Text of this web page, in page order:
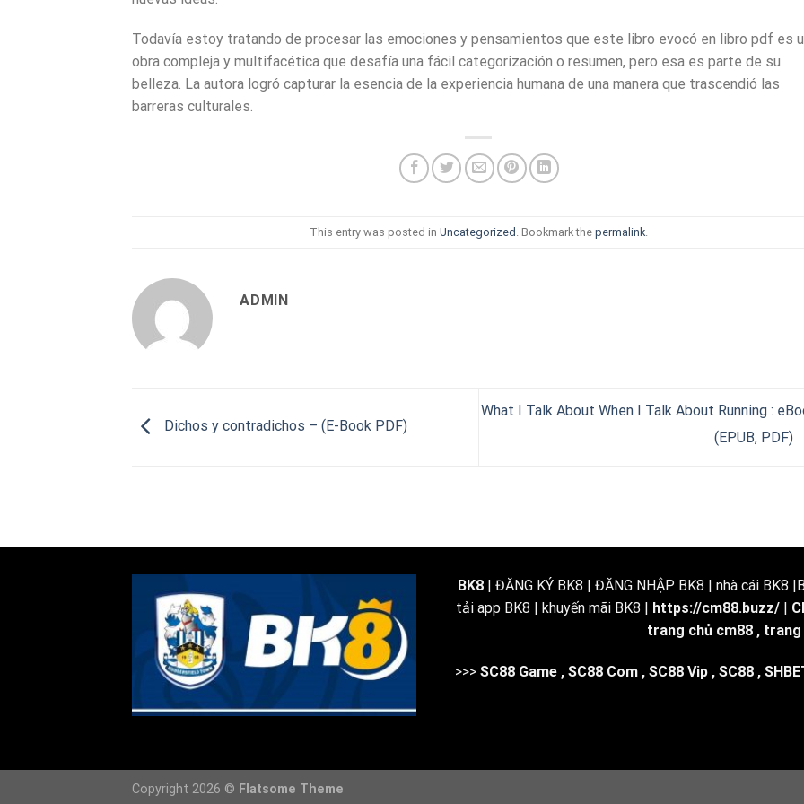
Todavía estoy tratando de procesar las emociones y pensamientos que este libro evocó en libro pdf es
obra compleja y multifacética que desafía una fácil categorización o resumen, pero esa es parte de su
belleza. La autora logró capturar la esencia de la experiencia humana de una manera que trascendió las
barreras culturales.
This entry was posted in Uncategorized . Bookmark the permalink.
ADMIN
Dichos y contradichos – (E-Book PDF)
What I Talk About When I Talk About Running :
(EPUB, PDF)
BK8 | ĐĂNG KÝ BK8 | ĐĂNG NHẬP BK8 | nhà cái BK8
tải app BK8 | khuyến mãi BK8 | https://cm88.buzz/|
trang chủ cm88 , trang
>>> SC88 Game , SC88 Com , SC88 Vip , SC88 ,
Copyright 2026 © Flatsome Theme